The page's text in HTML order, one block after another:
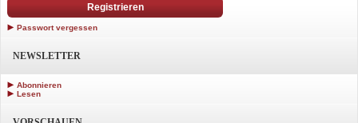
Registrieren
Passwort vergessen
NEWSLETTER
Abonnieren
Lesen